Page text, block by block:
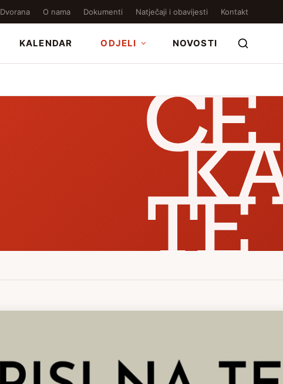
Dvorana O nama Dokumenti Natječaji i obavijesti Kontakt
KALENDAR ODJELI NOVOSTI